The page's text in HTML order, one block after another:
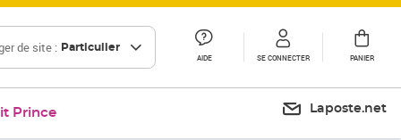
de site : Particulier
AIDE SE CONNECTER PANIER
Prince Laposte.net